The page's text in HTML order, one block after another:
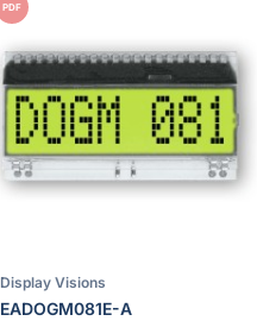
PDF
Display Visions
EADOGM081E-A